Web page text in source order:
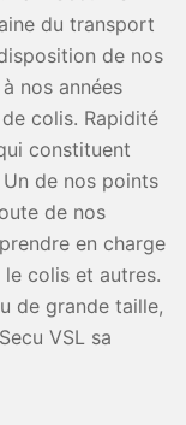
du transport
de nos
nos années
colis. Rapidité
constituent
de nos points
de nos
en charge
colis et autres.
de grande taille,
VSL sa